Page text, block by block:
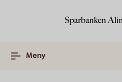
Meny